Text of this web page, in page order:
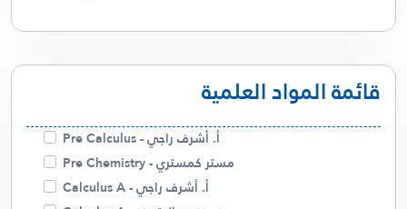
د. أمل السيد
م. مريم الجدحي
م. عمرو كسبه
أ. سالم الشمري
أ. أسامة شاهين
قائمة المواد العلمية
أ. أشرف راجي - Pre Calculus
مستر كمستري - Pre Chemistry
أ. أشرف راجي - Calculus A